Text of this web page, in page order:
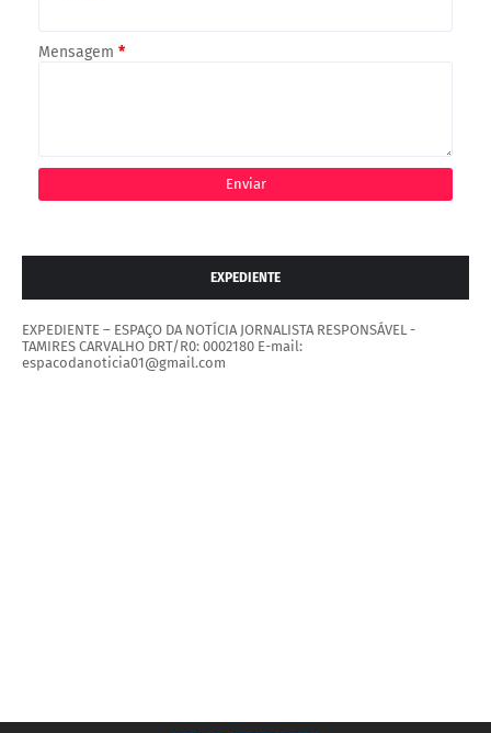
Mensagem *
EXPEDIENTE
EXPEDIENTE – ESPAÇO DA NOTÍCIA JORNALISTA RESPONSÁVEL -
TAMIRES CARVALHO DRT/R0: 0002180 E-mail:
espacodanoticia01@gmail.com